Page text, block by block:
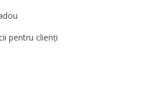
pentru clienți